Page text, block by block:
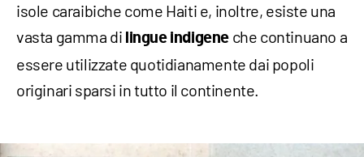
isole caraibiche come Haiti e, inoltre, esiste una
vasta gamma di lingue indigene che continuano a
essere utilizzate quotidianamente dai popoli
originari sparsi in tutto il continente.